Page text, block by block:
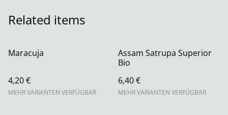
Related items
Maracuja
4,20 €
MEHR VARIANTEN VERFÜGBAR
Assam Satrupa Superior
Bio
6,40 €
MEHR VARIANTEN VERFÜGBAR